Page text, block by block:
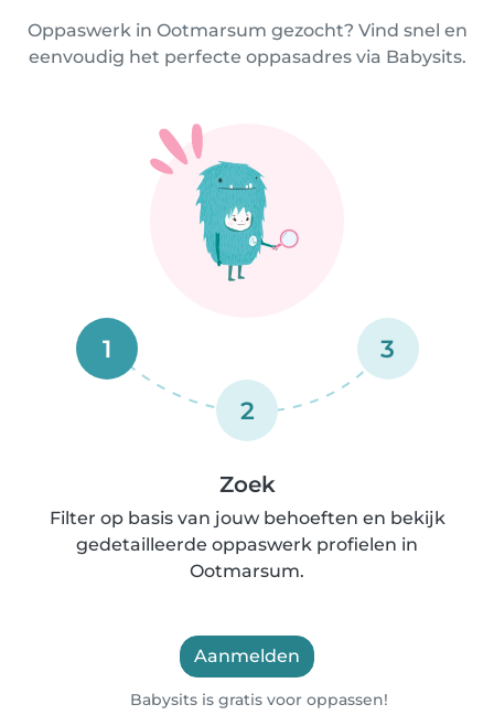
Oppaswerk in Ootmarsum gezocht? Vind snel en
eenvoudig het perfecte oppasadres via Babysits.
1
2
3
Zoek
Filter op basis van jouw behoeften en bekijk
gedetailleerde oppaswerk profielen in
Ootmarsum.
Aanmelden
Babysits is gratis voor oppassen!